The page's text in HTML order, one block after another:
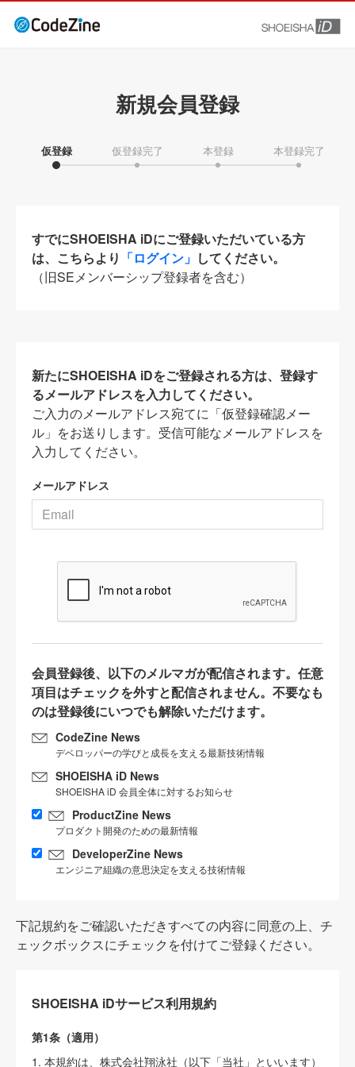
新規会員登録
仮登録 仮登録完了 本登録 本登録完了
すでにSHOEISHA iDにご登録いただいている方
は、こちらより 「ログイン」 してください。
（旧SEメンバーシップ登録者を含む）
新たにSHOEISHA iDをご登録される方は、登録す
るメールアドレスを入力してください。
ご入力のメールアドレス宛てに「仮登録確認メー
ル」をお送りします。受信可能なメールアドレスを
入力してください。
メールアドレス
会員登録後、以下のメルマガが配信されます。任意
項目はチェックを外すと配信されません。不要なも
のは登録後にいつでも解除いただけます。
CodeZine News
デベロッパーの学びと成長を支える最新技術情報
SHOEISHA iD News
SHOEISHA iD 会員全体に対するお知らせ
ProductZine News
プロダクト開発のための最新情報
DeveloperZine News
エンジニア組織の意思決定を支える技術情報
下記規約をご確認いただきすべての内容に同意の上、チ
ェックボックスにチェックを付けてご登録ください。
SHOEISHA iDサービス利用規約
第1条（適用）
1. 本規約は、株式会社翔泳社（以下「当社」といいます）